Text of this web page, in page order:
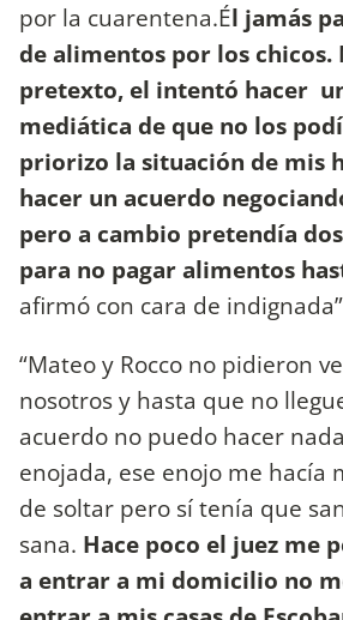
por la cuarentena.Él jamás
de alimentos por los chicos.
pretexto, el intentó hacer
mediática de que no los
priorizo la situación de mis
hacer un acuerdo
pero a cambio pretendía
para no pagar alimentos
afirmó con cara de
“Mateo y Rocco no pidieron
nosotros y hasta que no
acuerdo no puedo hacer
enojada, ese enojo me hacía
de soltar pero sí tenía que
sana. Hace poco el juez me
a entrar a mi domicilio no